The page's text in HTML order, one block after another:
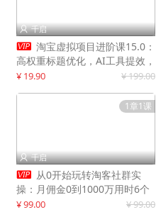
 千启
 淘宝虚拟项目进阶课15.0：
高权重标题优化，AI工具提效，
自动盈利模式搭建
¥ 19.90 ¥ 199.00
1章1课
 千启
 从0开始玩转淘客社群实
操：月佣金0到1000万用时6个
月
¥ 99.00 ¥ 99.00